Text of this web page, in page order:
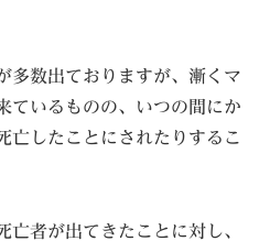
多数出ておりますが、漸くマ
ているものの、いつの間にか
亡したことにされたりするこ
亡者が出てきたことに対し、